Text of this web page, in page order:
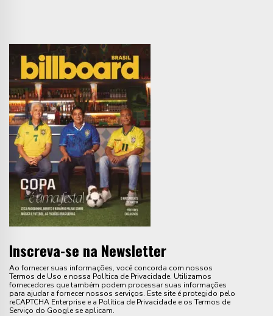
Inscreva-se na Newsletter
Ao fornecer suas informações, você concorda com nossos
Termos de Uso e nossa Política de Privacidade. Utilizamos
fornecedores que também podem processar suas informações
para ajudar a fornecer nossos serviços. Este site é protegido pelo
reCAPTCHA Enterprise e a Política de Privacidade e os Termos de
Serviço do Google se aplicam.